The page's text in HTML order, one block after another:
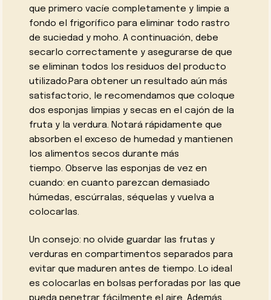
que primero vacíe completamente y limpie a
fondo el frigorífico para eliminar todo rastro
de suciedad y moho. A continuación, debe
secarlo correctamente y asegurarse de que
se eliminan todos los residuos del producto
utilizado.Para obtener un resultado aún más
satisfactorio, le recomendamos que coloque
dos esponjas limpias y secas en el cajón de la
fruta y la verdura. Notará rápidamente que
absorben el exceso de humedad y mantienen
los alimentos secos durante más
tiempo. Observe las esponjas de vez en
cuando: en cuanto parezcan demasiado
húmedas, escúrralas, séquelas y vuelva a
colocarlas.
Un consejo: no olvide guardar las frutas y
verduras en compartimentos separados para
evitar que maduren antes de tiempo. Lo ideal
es colocarlas en bolsas perforadas por las que